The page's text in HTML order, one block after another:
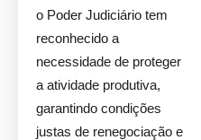
o Poder Judiciário tem
reconhecido a
necessidade de proteger
a atividade produtiva,
garantindo condições
justas de renegociação e